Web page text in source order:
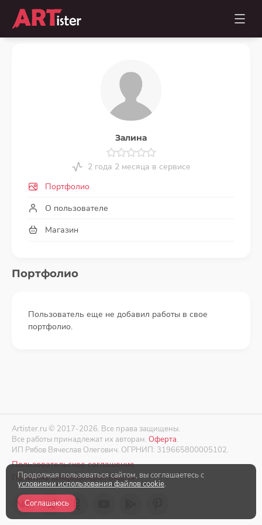
Залина
2 года 2 месяца в сервисе
Портфолио
О пользователе
Магазин
Портфолио
Пользователь еще не добавил работы в свое
портфолио.
Artister.ru © 2017-2026. Все права защищены.
Все работы принадлежат их авторам. Оферта.
ИП Рябов Вячеслав Олегович. ОГРНИП: 319665800005102.
Пользовательское соглашение
Политика конфиденциальности
Продолжая пользоваться сайтом, вы соглашаетесь с
условиями использования файлов cookie.
Соглашаюсь